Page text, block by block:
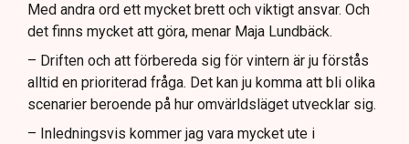
Med andra ord ett mycket brett och viktigt ansvar. Och
det finns mycket att göra, menar Maja Lundbäck.
– Driften och att förbereda sig för vintern är ju förstås
alltid en prioriterad fråga. Det kan ju komma att bli olika
scenarier beroende på hur omvärldsläget utvecklar sig.
– Inledningsvis kommer jag vara mycket ute i